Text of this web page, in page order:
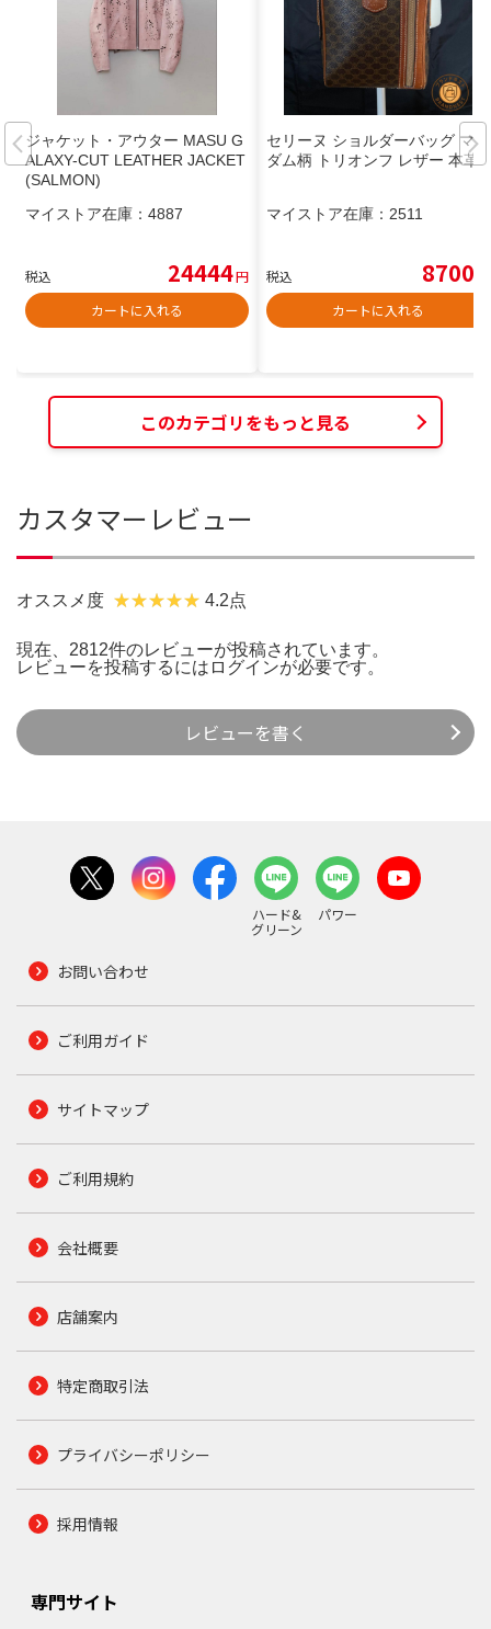
ジャケット・アウター MASU G
ALAXY-CUT LEATHER JACKET
(SALMON)
マイストア在庫： 4887
税込 24444円
カートに入れる
セリーヌ ショルダーバッグ マカ
ダム柄 トリオンフ レザー 本革
マイストア在庫： 2511
税込 8700
カートに入れる
このカテゴリをもっと見る
カスタマーレビュー
オススメ度 4.2点
現在、2812件のレビューが投稿されています。
レビューを投稿するには ログインが必要です。
レビューを書く
ハード&
グリーン
パワー
お問い合わせ
ご利用ガイド
サイトマップ
ご利用規約
会社概要
店舗案内
特定商取引法
プライバシーポリシー
採用情報
専門サイト